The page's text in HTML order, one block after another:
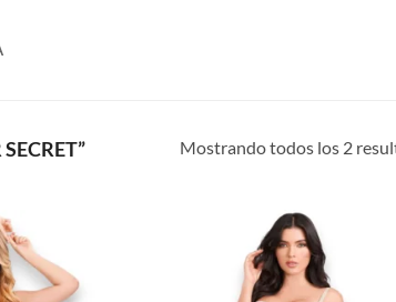
Mostrando todos los 2